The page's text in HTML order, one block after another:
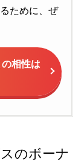
ために、ぜ
相性は
のボーナ